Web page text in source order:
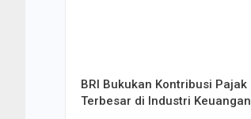
BRI Bukukan Kontribusi Pajak
Terbesar di Industri Keuangan